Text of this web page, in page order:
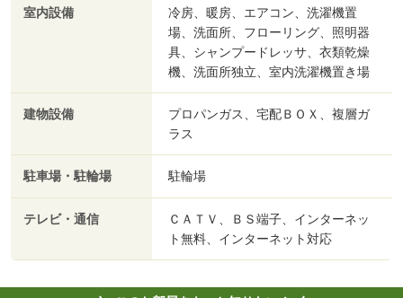
室内設備
冷房、暖房、エアコン、洗濯機置
場、洗面所、フローリング、照明器
具、シャンプードレッサ、衣類乾燥
機、洗面所独立、室内洗濯機置き場
建物設備
プロパンガス、宅配ＢＯＸ、複層ガ
ラス
駐車場・駐輪場 駐輪場
テレビ・通信
ＣＡＴＶ、ＢＳ端子、インターネッ
ト無料、インターネット対応